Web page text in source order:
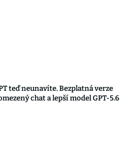
teď neunavíte. Bezplatná verze
chat a lepší model GPT-5.6